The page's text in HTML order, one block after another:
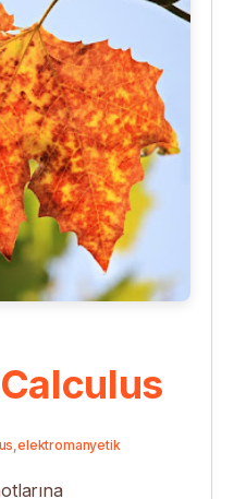
,elektromanyetik